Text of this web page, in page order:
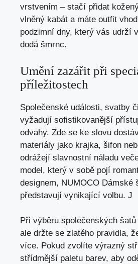
vrstvením – stačí přidat
vlněný kabát a máte outfit
podzimní dny, který vás udrží
dodá šmrnc.
Umění zazářit při
příležitostech
Společenské události, svatby
vyžadují sofistikovanější
odvahy. Zde se ke slovu
materiály jako krajka, šifon
odrážejí slavnostní náladu
model, který v sobě pojí
designem, NUMOCO Dámské
představují vynikající volbu. J
Při výběru společenských
ale držte se zlatého pravidla,
více. Pokud zvolíte výrazný
střídmější paletu barev, aby